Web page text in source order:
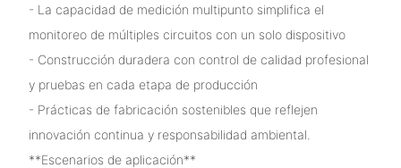
- La capacidad de medición multipunto simplifica el
monitoreo de múltiples circuitos con un solo dispositivo
- Construcción duradera con control de calidad profesional
y pruebas en cada etapa de producción
- Prácticas de fabricación sostenibles que reflejen
innovación continua y responsabilidad ambiental.
**Escenarios de aplicación**